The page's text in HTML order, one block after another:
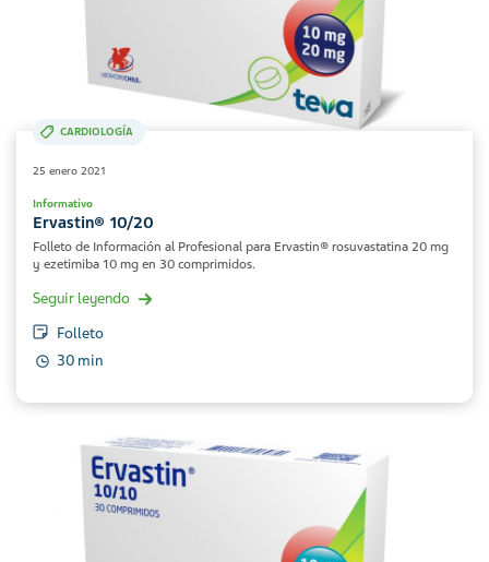
CARDIOLOGÍA
25 enero 2021
Informativo
Ervastin® 10/20
Folleto de Información al Profesional para Ervastin® rosuvastatina 20 mg
y ezetimiba 10 mg en 30 comprimidos.
Seguir leyendo
Folleto
30 min